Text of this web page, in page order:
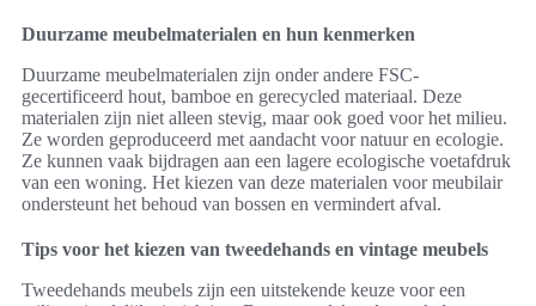
Duurzame meubelmaterialen en hun kenmerken
Duurzame meubelmaterialen zijn onder andere FSC-
gecertificeerd hout, bamboe en gerecycled materiaal. Deze
materialen zijn niet alleen stevig, maar ook goed voor het milieu.
Ze worden geproduceerd met aandacht voor natuur en ecologie.
Ze kunnen vaak bijdragen aan een lagere ecologische voetafdruk
van een woning. Het kiezen van deze materialen voor meubilair
ondersteunt het behoud van bossen en vermindert afval.
Tips voor het kiezen van tweedehands en vintage meubels
Tweedehands meubels zijn een uitstekende keuze voor een